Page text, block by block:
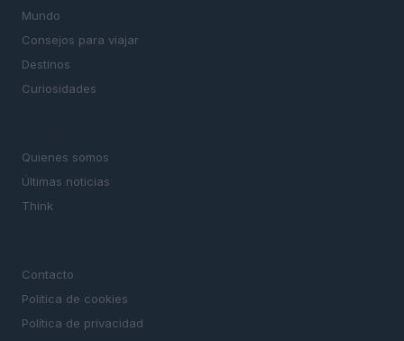
Mundo
Consejos para viajar
Destinos
Curiosidades
Quienes somos
Últimas noticias
Think
Contacto
Politica de cookies
Política de privacidad